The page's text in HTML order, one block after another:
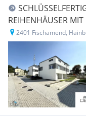
REIHENHÄUSER
STELLPLÄTZEN IN
2401 Fischamend,